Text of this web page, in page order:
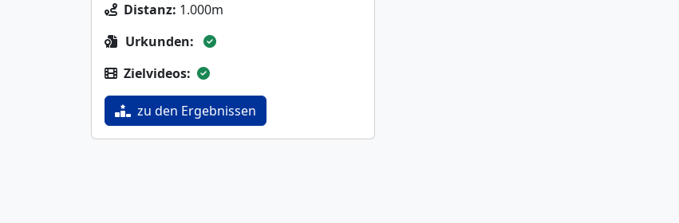
Distanz: 1.000m
Urkunden:
Zielvideos:
zu den Ergebnissen